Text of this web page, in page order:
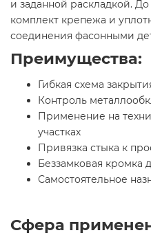
и заданной раскладкой.
комплект крепежа и
соединения фасонными
Преимущества:
Гибкая схема
Контроль
Применение на
участках
Привязка стыка к
Беззамковая кромка
Самостоятельное
Сфера